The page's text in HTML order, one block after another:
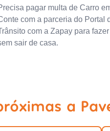
pagar multa de Carro
com a parceria do Portal
com a Zapay para
sair de casa.
a